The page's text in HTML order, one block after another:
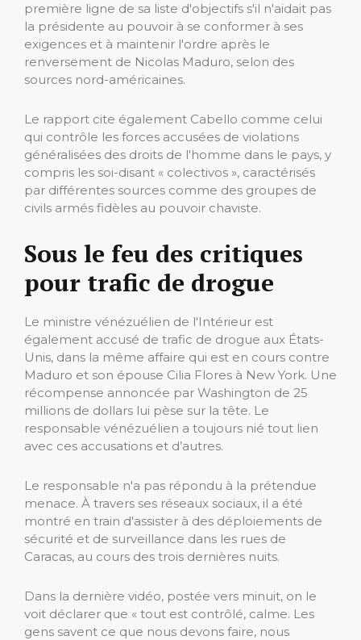
première ligne de sa liste d'objectifs s'il n'aidait pas
la présidente au pouvoir à se conformer à ses
exigences et à maintenir l'ordre après le
renversement de Nicolas Maduro, selon des
sources nord-américaines.
Le rapport cite également Cabello comme celui
qui contrôle les forces accusées de violations
généralisées des droits de l'homme dans le pays, y
compris les soi-disant « colectivos », caractérisés
par différentes sources comme des groupes de
civils armés fidèles au pouvoir chaviste.
Sous le feu des critiques
pour trafic de drogue
Le ministre vénézuélien de l'Intérieur est
également accusé de trafic de drogue aux États-
Unis, dans la même affaire qui est en cours contre
Maduro et son épouse Cilia Flores à New York. Une
récompense annoncée par Washington de 25
millions de dollars lui pèse sur la tête. Le
responsable vénézuélien a toujours nié tout lien
avec ces accusations et d’autres.
Le responsable n'a pas répondu à la prétendue
menace. À travers ses réseaux sociaux, il a été
montré en train d'assister à des déploiements de
sécurité et de surveillance dans les rues de
Caracas, au cours des trois dernières nuits.
Dans la dernière vidéo, postée vers minuit, on le
voit déclarer que « tout est contrôlé, calme. Les
gens savent ce que nous devons faire, nous